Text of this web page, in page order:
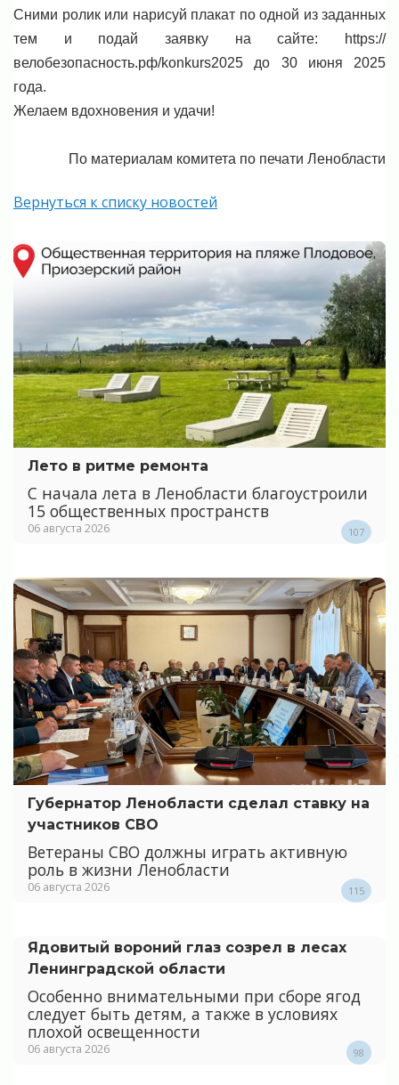
Сними ролик или нарисуй плакат по одной из заданных
тем и подай заявку на сайте: https://
велобезопасность.рф/konkurs2025 до 30 июня 2025
года.
Желаем вдохновения и удачи!
По материалам комитета по печати Ленобласти
Вернуться к списку новостей
Лето в ритме ремонта
С начала лета в Ленобласти благоустроили
15 общественных пространств
06 августа 2026 107
Губернатор Ленобласти сделал ставку на
участников СВО
Ветераны СВО должны играть активную
роль в жизни Ленобласти
06 августа 2026 115
Ядовитый вороний глаз созрел в лесах
Ленинградской области
Особенно внимательными при сборе ягод
следует быть детям, а также в условиях
плохой освещенности
06 августа 2026 98